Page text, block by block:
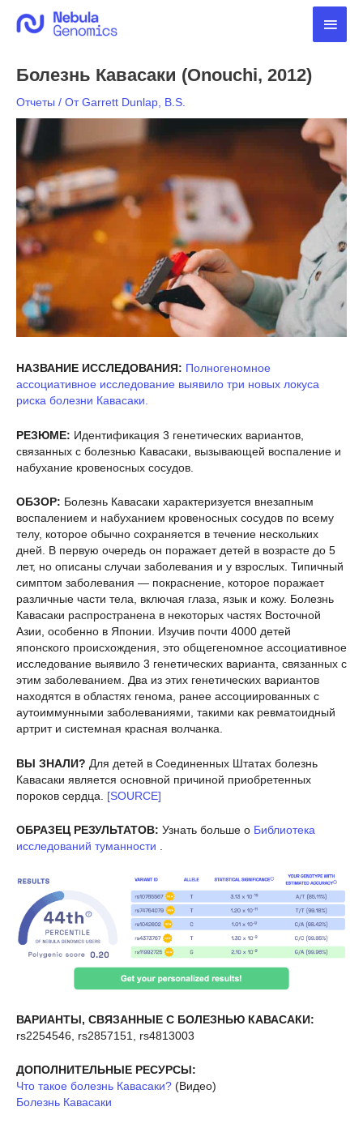
содержимому
Болезнь Кавасаки (Onouchi, 2012)
Отчеты / ОтGarrett Dunlap, B.S.
НАЗВАНИЕ ИССЛЕДОВАНИЯ: Полногеномное
ассоциативное исследование выявило три новых локуса
риска болезни Кавасаки.
РЕЗЮМЕ: Идентификация 3 генетических вариантов,
связанных с болезнью Кавасаки, вызывающей воспаление и
набухание кровеносных сосудов.
ОБЗОР: Болезнь Кавасаки характеризуется внезапным
воспалением и набуханием кровеносных сосудов по всему
телу, которое обычно сохраняется в течение нескольких
дней. В первую очередь он поражает детей в возрасте до 5
лет, но описаны случаи заболевания и у взрослых. Типичный
симптом заболевания — покраснение, которое поражает
различные части тела, включая глаза, язык и кожу. Болезнь
Кавасаки распространена в некоторых частях Восточной
Азии, особенно в Японии. Изучив почти 4000 детей
японского происхождения, это общегеномное ассоциативное
исследование выявило 3 генетических варианта, связанных с
этим заболеванием. Два из этих генетических вариантов
находятся в областях генома, ранее ассоциированных с
аутоиммунными заболеваниями, такими как ревматоидный
артрит и системная красная волчанка.
ВЫ ЗНАЛИ? Для детей в Соединенных Штатах болезнь
Кавасаки является основной причиной приобретенных
пороков сердца. [SOURCE]
ОБРАЗЕЦ РЕЗУЛЬТАТОВ: Узнать больше о Библиотека
исследований туманности
ВАРИАНТЫ, СВЯЗАННЫЕ С БОЛЕЗНЬЮ КАВАСАКИ:
rs2254546, rs2857151, rs4813003
ДОПОЛНИТЕЛЬНЫЕ РЕСУРСЫ:
Что такое болезнь Кавасаки? (Видео)
Болезнь Кавасаки